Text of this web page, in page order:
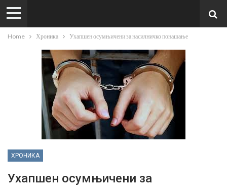
Home Хроника Ухапшен осумњичени за насилничко понашање
ХРОНИКА
Ухапшен осумњичени за